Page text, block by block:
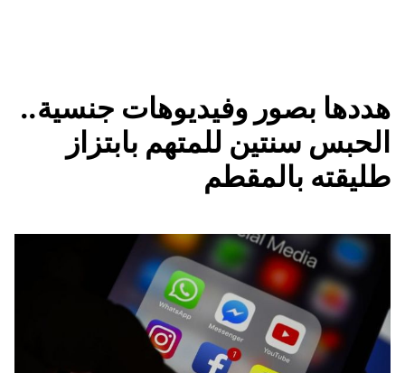
هددها بصور وفيديوهات جنسية..
الحبس سنتين للمتهم بابتزاز
طليقته بالمقطم